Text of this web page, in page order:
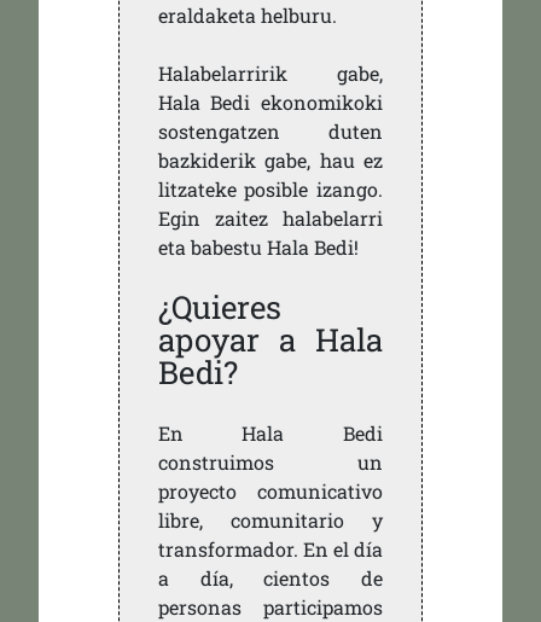
eraldaketa helburu.
Halabelarririk gabe,
Hala Bedi ekonomikoki
sostengatzen duten
bazkiderik gabe, hau ez
litzateke posible izango.
Egin zaitez halabelarri
eta babestu Hala Bedi!
¿Quieres
apoyar a Hala
Bedi?
En Hala Bedi
construimos un
proyecto comunicativo
libre, comunitario y
transformador. En el día
a día, cientos de
personas participamos